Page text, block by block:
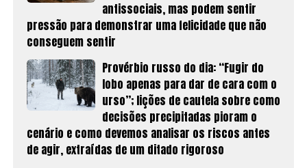
antissociais, mas podem sentir
pressão para demonstrar uma felicidade que não
conseguem sentir
Provérbio russo do dia: “Fugir do
lobo apenas para dar de cara com o
urso”; lições de cautela sobre como
decisões precipitadas pioram o
cenário e como devemos analisar os riscos antes
de agir, extraídas de um ditado rigoroso